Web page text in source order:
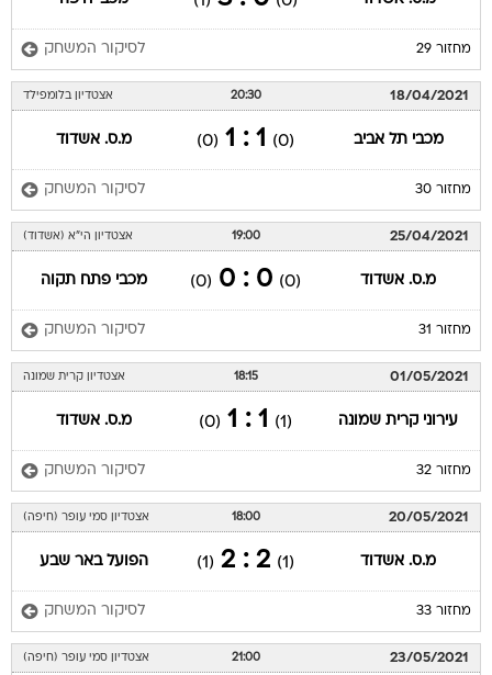
מחזור 29 לסיקור המשחק
18/04/2021
20:30 אצטדיון בלומפילד
מכבי תל אביב (0)
1 : 1
(0) מ.ס. אשדוד
מחזור 30 לסיקור המשחק
25/04/2021
19:00 אצטדיון הי"א (אשדוד)
מ.ס. אשדוד (0)
0 : 0
(0) מכבי פתח תקוה
מחזור 31 לסיקור המשחק
01/05/2021
18:15 אצטדיון קרית שמונה
עירוני קרית שמונה (1)
1 : 1
(0) מ.ס. אשדוד
מחזור 32 לסיקור המשחק
20/05/2021
18:00 אצטדיון סמי עופר (חיפה)
מ.ס. אשדוד (1)
2 : 2
(1) הפועל באר שבע
מחזור 33 לסיקור המשחק
23/05/2021
21:00 אצטדיון סמי עופר (חיפה)